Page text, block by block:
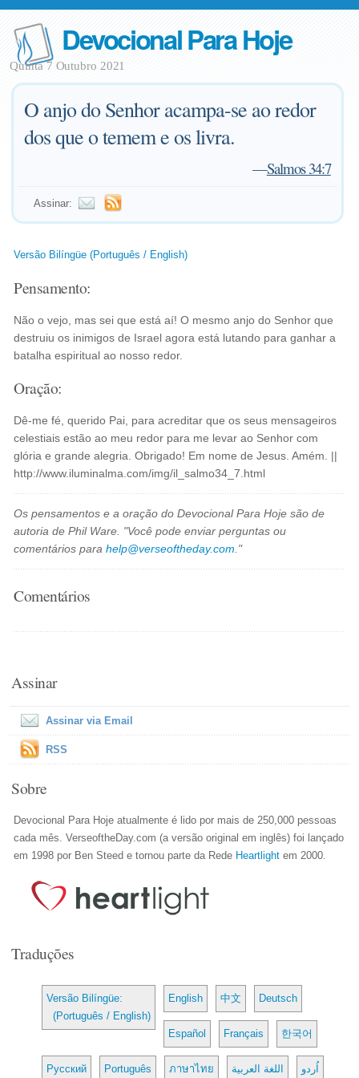
Devocional Para Hoje
Quinta 7 Outubro 2021
O anjo do Senhor acampa-se ao redor
dos que o temem e os livra.
—Salmos 34:7
Assinar:
Versão Bilíngüe (Português / English)
Pensamento:
Não o vejo, mas sei que está aí! O mesmo anjo do Senhor que
destruiu os inimigos de Israel agora está lutando para ganhar a
batalha espiritual ao nosso redor.
Oração:
Dê-me fé, querido Pai, para acreditar que os seus mensageiros
celestiais estão ao meu redor para me levar ao Senhor com
glória e grande alegria. Obrigado! Em nome de Jesus. Amém. ||
http://www.iluminalma.com/img/il_salmo34_7.html
Os pensamentos e a oração do Devocional Para Hoje são de
autoria de Phil Ware. "Você pode enviar perguntas ou
comentários parahelp@verseoftheday.com ."
Comentários
Assinar
Assinar via Email
RSS
Sobre
Devocional Para Hoje atualmente é lido por mais de 250,000 pessoas
cada mês. VerseoftheDay.com (a versão original em inglês) foi lançado
em 1998 por Ben Steed e tornou parte da Rede Heartlight em 2000.
Traduções
Versão Bilíngüe:
(Português / English)
English 中文 Deutsch
Español Français 한국어
Русский Português ภาษาไทย اللغة العربية اُردو